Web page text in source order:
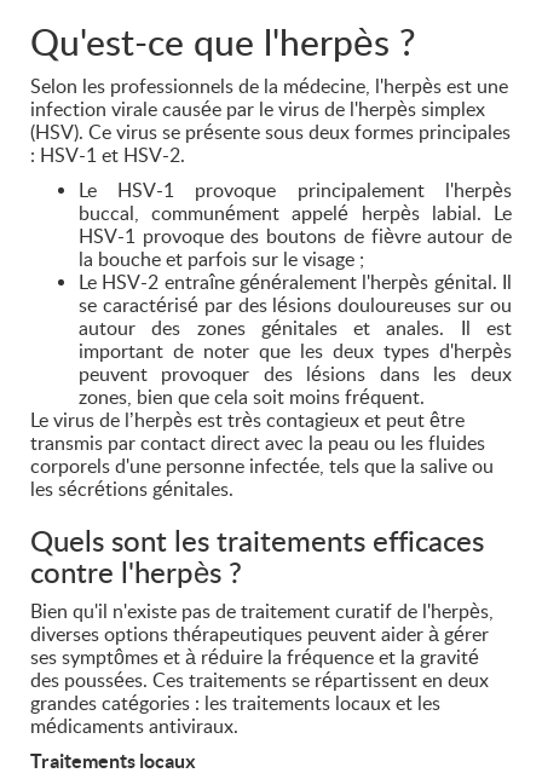
Qu'est-ce que l'herpès ?
Selon les professionnels de la médecine, l'herpès est une
infection virale causée par le virus de l'herpès simplex
(HSV). Ce virus se présente sous deux formes principales
: HSV-1 et HSV-2.
Le HSV-1 provoque principalement l'herpès
buccal, communément appelé herpès labial. Le
HSV-1 provoque des boutons de fièvre autour de
la bouche et parfois sur le visage ;
Le HSV-2 entraîne généralement l'herpès génital. Il
se caractérisé par des lésions douloureuses sur ou
autour des zones génitales et anales. Il est
important de noter que les deux types d'herpès
peuvent provoquer des lésions dans les deux
zones, bien que cela soit moins fréquent.
Le virus de l’herpès est très contagieux et peut être
transmis par contact direct avec la peau ou les fluides
corporels d'une personne infectée, tels que la salive ou
les sécrétions génitales.
Quels sont les traitements efficaces
contre l'herpès ?
Bien qu'il n'existe pas de traitement curatif de l'herpès,
diverses options thérapeutiques peuvent aider à gérer
ses symptômes et à réduire la fréquence et la gravité
des poussées. Ces traitements se répartissent en deux
grandes catégories : les traitements locaux et les
médicaments antiviraux.
Traitements locaux